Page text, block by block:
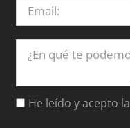
He leído y acepto la